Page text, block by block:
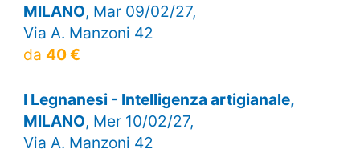
MILANO, Mar 09/02/27,
Via A. Manzoni 42
da 40 €
I Legnanesi - Intelligenza artigianale,
MILANO, Mer 10/02/27,
Via A. Manzoni 42